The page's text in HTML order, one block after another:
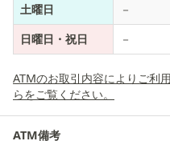
土曜日
－
日曜日・祝日
－
ATMのお取引内容によりご利
らをご覧ください。
ATM備考